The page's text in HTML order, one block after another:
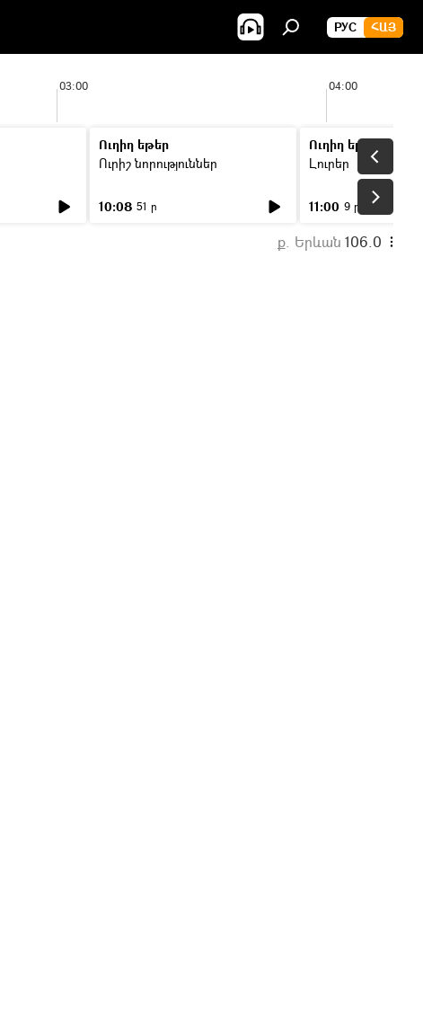
РУС ՀԱՅ
03:00 04:00
Ուղիղ եթեր
Ուրիշ նորություններ
10:08 51 ր
Ուղիղ եթեր
Լուրեր
11:00 9 ր
ք. Երևան 106.0